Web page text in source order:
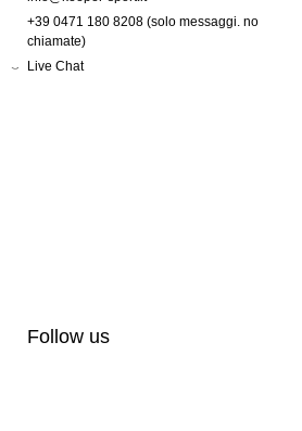
+39 0471 180 8208 (solo messaggi. no
chiamate)
Live Chat
Follow us